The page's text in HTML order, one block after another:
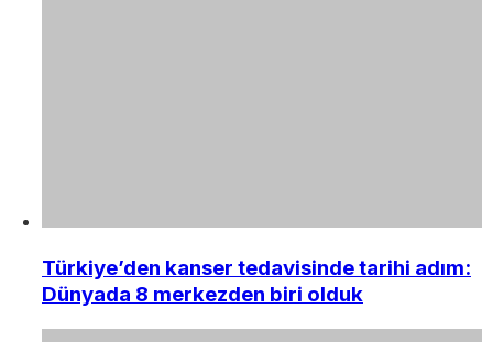
Türkiye’den kanser tedavisinde tarihi adım:
Dünyada 8 merkezden biri olduk